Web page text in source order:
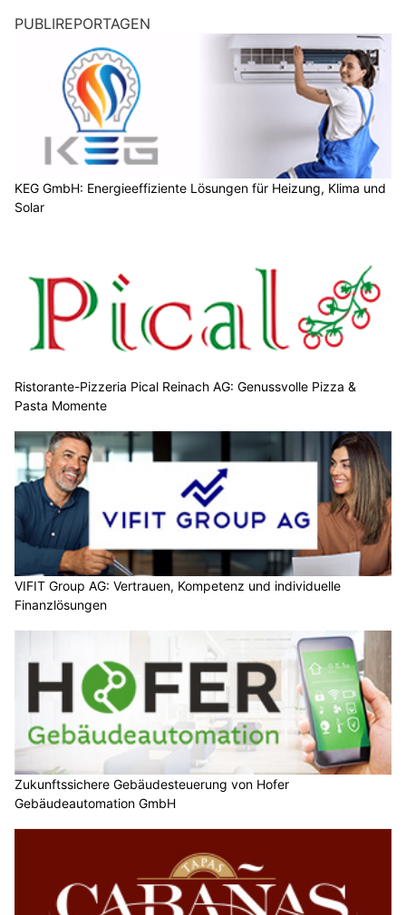
PUBLIREPORTAGEN
KEG GmbH: Energieeffiziente Lösungen für Heizung, Klima und
Solar
Ristorante-Pizzeria Pical Reinach AG: Genussvolle Pizza &
Pasta Momente
VIFIT Group AG: Vertrauen, Kompetenz und individuelle
Finanzlösungen
Zukunftssichere Gebäudesteuerung von Hofer
Gebäudeautomation GmbH